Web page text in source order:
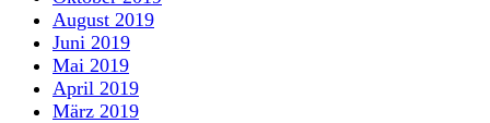
August 2019
Juni 2019
Mai 2019
April 2019
März 2019